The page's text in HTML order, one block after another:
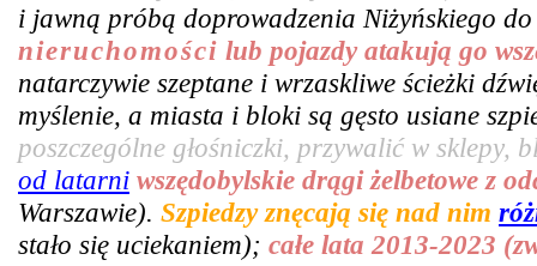
i jawną próbą doprowadzenia Niżyńskiego
nieruchomości lub pojazdy atakują go
natarczywie szeptane i wrzaskliwe ścieżki
myślenie, a miasta i bloki są gęsto usiane
poszczególne głośniczki, przywalić w sklepy,
od latarni wszędobylskie drągi żelbetowe z
Warszawie). Szpiedzy znęcają się nad nim
stało się uciekaniem); całe lata 2013-2023